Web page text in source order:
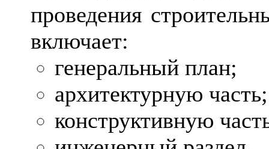
проведения
включает:
генеральный план;
архитектурную часть;
конструктивную